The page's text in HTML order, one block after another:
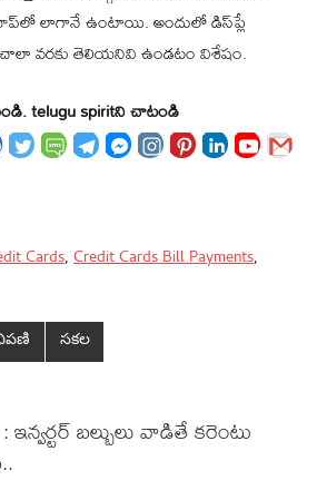
లాగానే ఉంటాయి. అందులో డిస్‌ప్లే
చాలా వ‌ర‌కు తెలియ‌నివి ఉండ‌టం విశేషం.
telugu spiritని చాటండి
Cards, Credit Cards Bill Payments,
సకల
ఇన్వ‌ర్ట‌ర్ బ‌ల్బులు వాడితే క‌రెంటు